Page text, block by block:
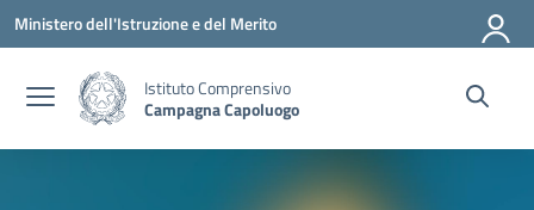
Vai ai contenuti
Vai al menu di navigazione
Vai al footer
Ministero dell'Istruzione e del Merito
Istituto Comprensivo
Campagna Capoluogo